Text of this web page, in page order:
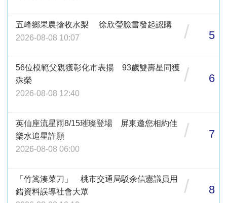
五峰鄉果農搶收水梨 徐欣瑩臉書發起認購
2026-08-08 10:07
/ 5
56位模範父親獲彰化市表揚 93歲雙壽星同獲
殊榮
2026-08-08 12:40
/ 6
英仙座流星雨8/15璀璨登場 屏東邀您相約佳
樂水追星許願
2026-08-08 06:00
/ 7
「竹篙湊菜刀」 桃市交通局駁余信憲議員用
錯資料誤導社會大眾
/ 8